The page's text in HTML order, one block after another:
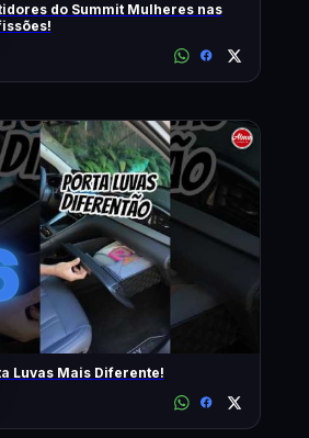
do Summit Mulheres nas
Luvas Mais Diferente!